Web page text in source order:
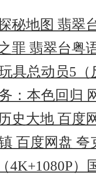
秘地图 翡翠
罪 翡翠台粤
具总动员5（
：本色回归
史大地 百度
百度网盘 夸
4K+1080P